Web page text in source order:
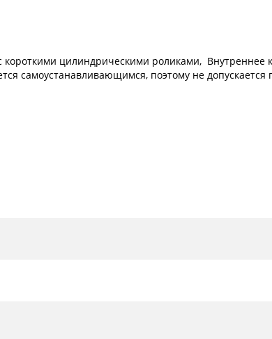
цилиндрическими роликами, Внутреннее
самоустанавливающимся, поэтому не допускается